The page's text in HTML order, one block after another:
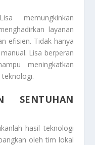
memungkinkan
layanan
efisien. Tidak hanya
Lisa berperan
meningkatkan
SENTUHAN
hasil teknologi
oleh tim lokal